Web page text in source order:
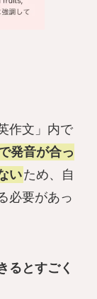
作文」内で
発音が合っ
いため、自
必要があっ
るとすごく